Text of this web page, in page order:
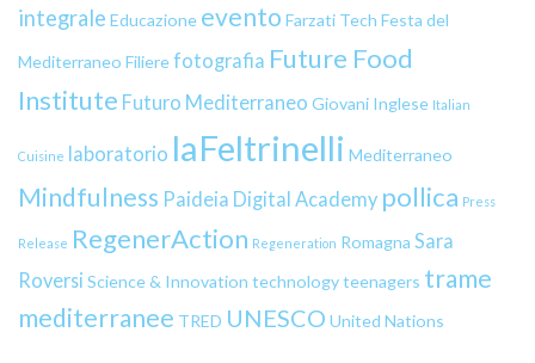
integrale Educazione evento Farzati Tech Festa del
Mediterraneo Filierefotografia Future Food
Institute Futuro Mediterraneo Giovani Inglese Italian
Cuisine laboratorio laFeltrinelli Mediterraneo
Mindfulness Paideia Digital Academy pollica Press
Release RegenerAction Regeneration Romagna Sara
Roversi Science & Innovation technologyteenagers trame
mediterranee TRED UNESCO United Nations